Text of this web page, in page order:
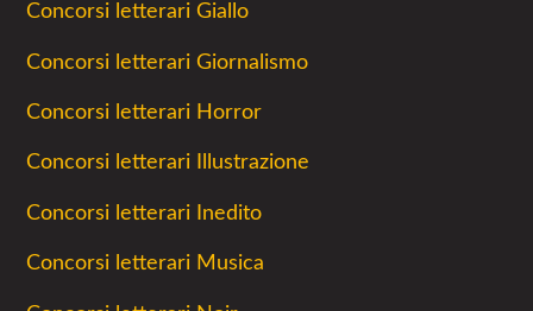
Concorsi letterari Giallo
Concorsi letterari Giornalismo
Concorsi letterari Horror
Concorsi letterari Illustrazione
Concorsi letterari Inedito
Concorsi letterari Musica